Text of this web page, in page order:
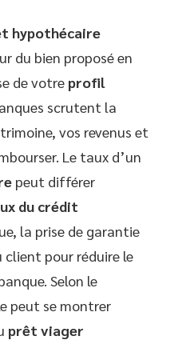
hypothécaire
du bien proposé en
de votre profil
scrutent la
vos revenus et
Le taux d’un
peut différer
du crédit
la prise de garantie
pour réduire le
Selon le
peut se montrer
prêt viager